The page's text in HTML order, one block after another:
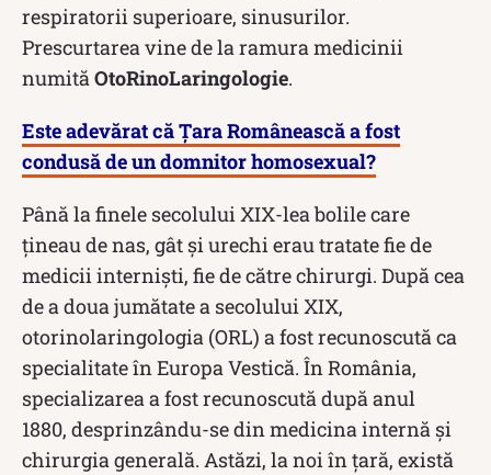
respiratorii superioare, sinusurilor.
Prescurtarea vine de la ramura medicinii
numită OtoRinoLaringologie.
Este adevărat că Țara Românească a fost
condusă de un domnitor homosexual?
Până la finele secolului XIX-lea bolile care
țineau de nas, gât și urechi erau tratate fie de
medicii interniști, fie de către chirurgi. După cea
de a doua jumătate a secolului XIX,
otorinolaringologia (ORL) a fost recunoscută ca
specialitate în Europa Vestică. În România,
specializarea a fost recunoscută după anul
1880, desprinzându-se din medicina internă și
chirurgia generală. Astăzi, la noi în țară, există